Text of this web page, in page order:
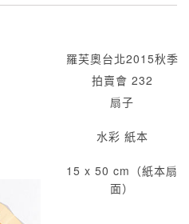
羅芙奧台北2015秋季
拍賣會 232
扇子
水彩 紙本
15 x 50 cm（紙本扇
面）